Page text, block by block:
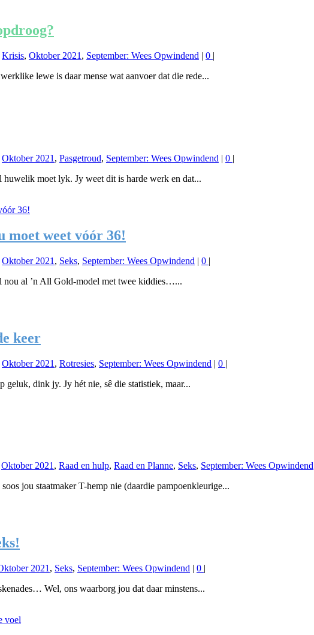
Krisis, Oktober 2021 , September: Wees Opwindend | 0 |
lewe is daar mense wat aanvoer dat die rede...
Oktober 2021 , Pasgetroud, September: Wees Opwindend | 0 |
moet lyk. Jy weet dit is harde werk en dat...
moet weet vóór 36!
Oktober 2021 , Seks, September: Wees Opwindend | 0 |
nou al ’n All Gold-model met twee kiddies…...
keer
Oktober 2021 , Rotresies, September: Wees Opwindend | 0 |
geluk, dink jy. Jy hét nie, sê die statistiek, maar...
Oktober 2021, Raad en hulp, Raad en Planne, Seks, September: Wees Opwindend
jou staatmaker T-hemp nie (daardie pampoenkleurige...
2021 , Seks, September: Wees Opwindend | 0 |
Wel, ons waarborg jou dat daar minstens...